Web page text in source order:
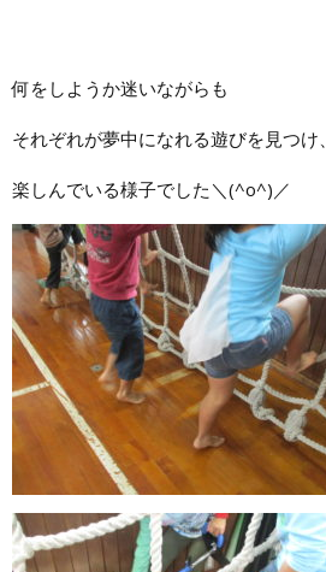
何をしようか迷いながらも
それぞれが夢中になれる遊びを見つけ、
楽しんでいる様子でした＼(^o^)／